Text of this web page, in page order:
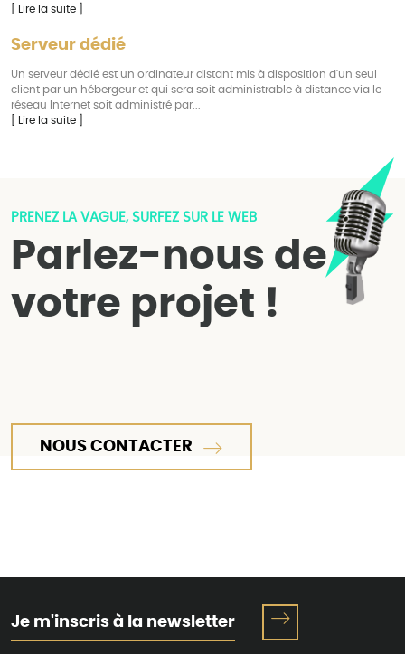
[ Lire la suite ]
Serveur dédié
Un serveur dédié est un ordinateur distant mis à disposition d'un seul
client par un hébergeur et qui sera soit administrable à distance via le
réseau Internet soit administré par...
[ Lire la suite ]
PRENEZ LA VAGUE, SURFEZ SUR LE WEB
Parlez-nous de
votre projet !
NOUS CONTACTER
Je m'inscris à la newsletter